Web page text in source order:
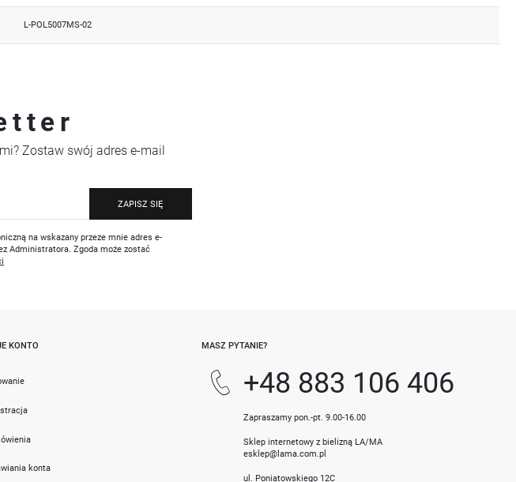
L-POL5007MS-02
Zostaw swój adres e-mail
ZAPISZ SIĘ
na wskazany przeze mnie adres e-
Administratora. Zgoda może zostać
KONTO
konta
MASZ PYTANIE?
+48 883 106 406
Zapraszamy pon.-pt. 9.00-16.00
Sklep internetowy z bielizną LA/MA
esklep@lama.com.pl
ul. Poniatowskiego 12C